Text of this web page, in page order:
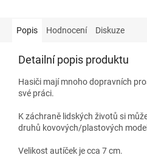
Popis Hodnocení Diskuze
Detailní popis produktu
Hasiči mají mnoho dopravních
své práci.
K záchraně lidských životů si
druhů kovových/plastových
Velikost autíček je cca 7 cm.